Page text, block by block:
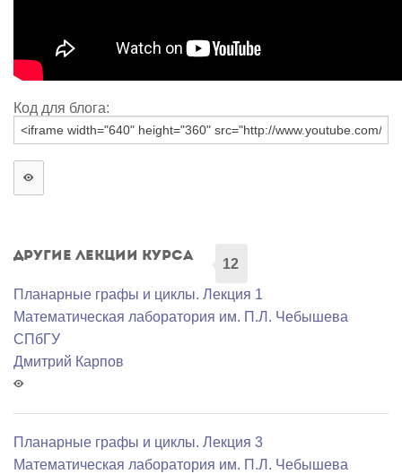
Код для блога:
Другие лекции курса
12
Планарные графы и циклы. Лекция 1
Математичеcкая лаборатория им. П.Л. Чебышева
СПбГУ
Дмитрий Карпов
Планарные графы и циклы. Лекция 3
Математичеcкая лаборатория им. П.Л. Чебышева